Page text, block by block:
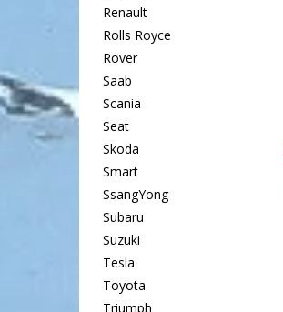
Renault
Rolls Royce
Rover
Saab
Scania
Seat
Skoda
Smart
SsangYong
Subaru
Suzuki
Tesla
Toyota
Triumph